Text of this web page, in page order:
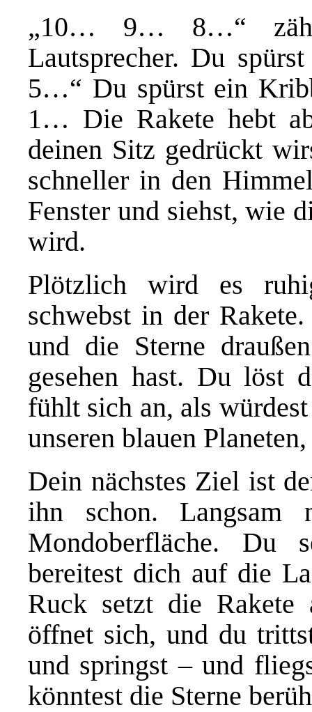
„10… 9… 8…“
Lautsprecher. Du
5…“ Du spürst ein
1… Die Rakete hebt
deinen Sitz gedrückt
schneller in den
Fenster und siehst, wie
wird.
Plötzlich wird es
schwebst in der
und die Sterne
gesehen hast. Du löst
fühlt sich an, als
unseren blauen
Dein nächstes Ziel ist
ihn schon. Langsam
Mondoberfläche. Du
bereitest dich auf die
Ruck setzt die
öffnet sich, und du
und springst – und
könntest die Sterne